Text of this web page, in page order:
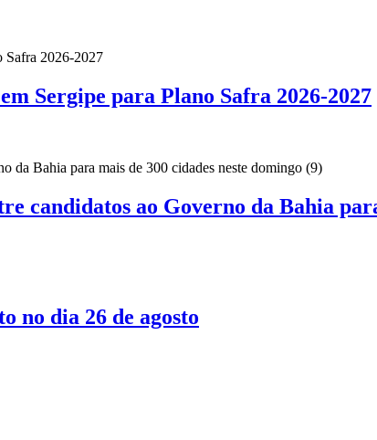
Sergipe para Plano Safra 2026-2027
candidatos ao Governo da Bahia
no dia 26 de agosto